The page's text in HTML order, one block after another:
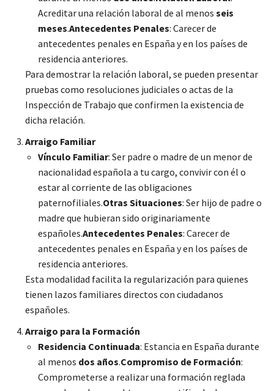
Acreditar una relación laboral de al menos seis
meses.Antecedentes Penales: Carecer de
antecedentes penales en España y en los países de
residencia anteriores.
Para demostrar la relación laboral, se pueden presentar
pruebas como resoluciones judiciales o actas de la
Inspección de Trabajo que confirmen la existencia de
dicha relación.
Arraigo Familiar
Vínculo Familiar: Ser padre o madre de un menor de
nacionalidad española a tu cargo, convivir con él o
estar al corriente de las obligaciones
paternofiliales.Otras Situaciones: Ser hijo de padre o
madre que hubieran sido originariamente
españoles.Antecedentes Penales: Carecer de
antecedentes penales en España y en los países de
residencia anteriores.
Esta modalidad facilita la regularización para quienes
tienen lazos familiares directos con ciudadanos
españoles.
Arraigo para la Formación
Residencia Continuada: Estancia en España durante
al menos dos años.Compromiso de Formación:
Comprometerse a realizar una formación reglada